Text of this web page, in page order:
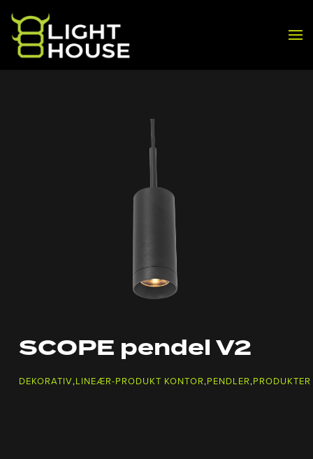
Skip to main content
SCOPE pendel V2
DEKORATIV,LINEÆR-PRODUKT KONTOR,PENDLER,PRODUKTER